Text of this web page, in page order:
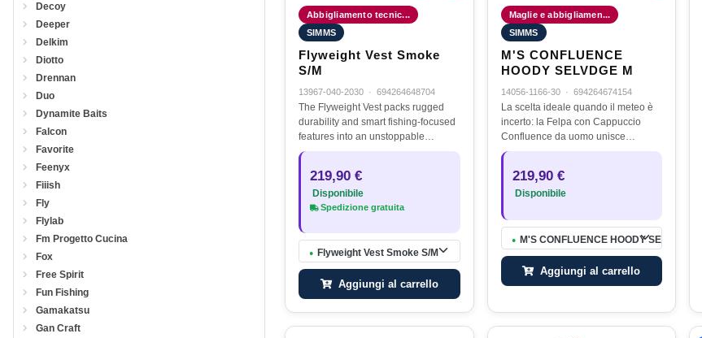
Decoy
Deeper
Delkim
Diotto
Drennan
Duo
Dynamite Baits
Falcon
Favorite
Feenyx
Fiiish
Fly
Flylab
Fm Progetto Cucina
Fox
Free Spirit
Fun Fishing
Gamakatsu
Gan Craft
Abbigliamento tecnic...
SIMMS
Flyweight Vest Smoke
S/M
13967-040-2030 · 694264648704
The Flyweight Vest packs rugged
durability and smart fishing-focused
features into an unstoppable
modern build that is supremely
219,90 €
Disponibile
Spedizione gratuita
● Flyweight Vest Smoke S/M
Aggiungi al carrello
Maglie e abbigliamen...
SIMMS
M'S CONFLUENCE
HOODY SELVDGE M
14056-1166-30 · 694264674154
La scelta ideale quando il meteo è
incerto: la Felpa con Cappuccio
Confluence da uomo unisce
comfort, versatilità e calore ibrido in
nelle sessioni di pesca più…
219,90 €
Disponibile
● M'S CONFLUENCE HOODY SELVDGE M
Aggiungi al carrello